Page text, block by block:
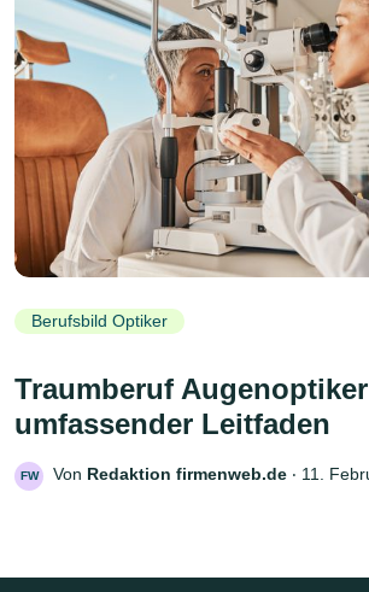
Berufsbild Optiker
Traumberuf
umfassender Leitfaden
FW Von Redaktion firmenweb.de ‧ 11.